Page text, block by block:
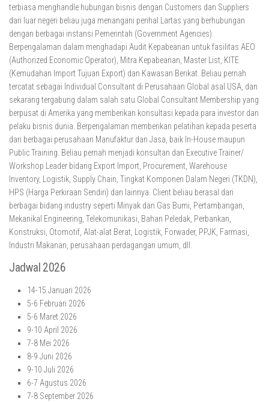
terbiasa menghandle hubungan bisnis dengan Customers dan Suppliers
dari luar negeri beliau juga menangani perihal Lartas yang berhubungan
dengan berbagai instansi Pemerintah (Government Agencies).
Berpengalaman dalam menghadapi Audit Kepabeanan untuk fasilitas AEO
(Authorized Economic Operator), Mitra Kepabeanan, Master List, KITE
(Kemudahan Import Tujuan Export) dan Kawasan Berikat. Beliau pernah
tercatat sebagai Individual Consultant di Perusahaan Global asal USA, dan
sekarang tergabung dalam salah satu Global Consultant Membership yang
berpusat di Amerika yang memberikan konsultasi kepada para investor dan
pelaku bisnis dunia. Berpengalaman memberikan pelatihan kepada peserta
dari berbagai perusahaan Manufaktur dan Jasa, baik In-House maupun
Public Training. Beliau pernah menjadi konsultan dan Executive Trainer/
Workshop Leader bidang Export Import, Procurement, Warehouse
Inventory, Logistik, Supply Chain, Tingkat Komponen Dalam Negeri (TKDN),
HPS (Harga Perkiraan Sendiri) dan lainnya. Client beliau berasal dari
berbagai bidang industry seperti Minyak dan Gas Bumi, Pertambangan,
Mekanikal Engineering, Telekomunikasi, Bahan Peledak, Perbankan,
Konstruksi, Otomotif, Alat-alat Berat, Logistik, Forwader, PPJK, Farmasi,
Industri Makanan, perusahaan perdagangan umum, dll.
Jadwal 2026
14-15 Januari 2026
5-6 Februari 2026
5-6 Maret 2026
9-10 April 2026
7-8 Mei 2026
8-9 Juni 2026
9-10 Juli 2026
6-7 Agustus 2026
7-8 September 2026